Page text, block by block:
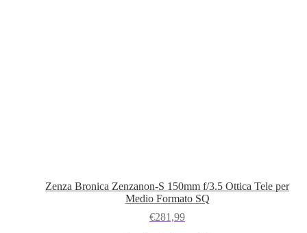
Zenza Bronica Zenzanon‑S 150mm f/3.5 Ottica Tele per
Medio Formato SQ
€281,99